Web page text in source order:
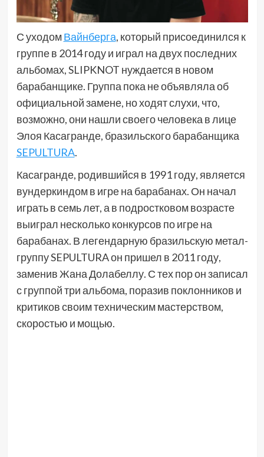
С уходомВайнберга, который присоединился к
группе в 2014 году и играл на двух последних
альбомах, SLIPKNOT нуждается в новом
барабанщике. Группа пока не объявляла об
официальной замене, но ходят слухи, что,
возможно, они нашли своего человека в лице
Элоя Касагранде, бразильского барабанщика
SEPULTURA.
Касагранде, родившийся в 1991 году, является
вундеркиндом в игре на барабанах. Он начал
играть в семь лет, а в подростковом возрасте
выиграл несколько конкурсов по игре на
барабанах. В легендарную бразильскую метал-
группу SEPULTURA он пришел в 2011 году,
заменив Жана Долабеллу. С тех пор он записал
с группой три альбома, поразив поклонников и
критиков своим техническим мастерством,
скоростью и мощью.